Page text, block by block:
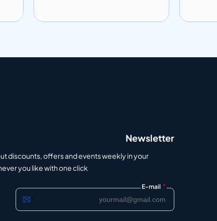
Newsletter
discounts, offers and events weekly in your
you like with one click.
E-mail *